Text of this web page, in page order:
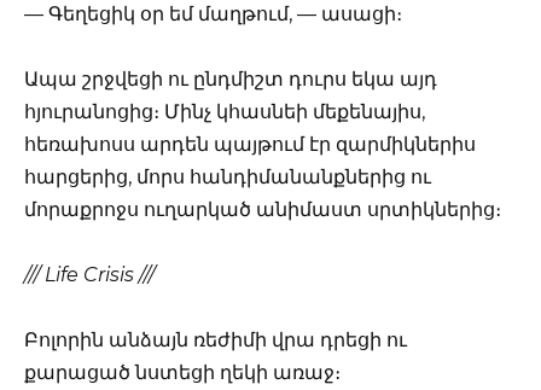
— Գեղեցիկ օր եմ մաղթում, — ասացի։
Ապա շրջվեցի ու ընդմիշտ դուրս եկա այդ
հյուրանոցից։ Մինչ կհասնեի մեքենայիս,
հեռախոսս արդեն պայթում էր զարմիկներիս
հարցերից, մորս հանդիմանանքներից ու
մորաքրոջս ուղարկած անիմաստ սրտիկներից։
/// Life Crisis ///
Բոլորին անձայն ռեժիմի վրա դրեցի ու
քարացած նստեցի ղեկի առաջ։